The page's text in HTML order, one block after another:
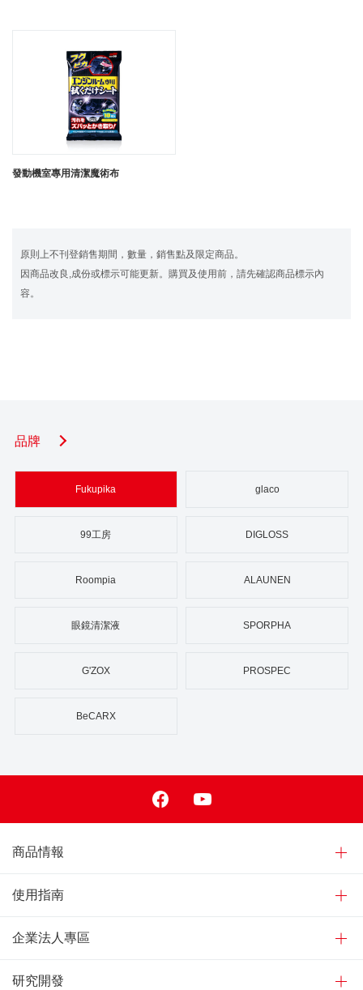
發動機室專用清潔魔術布
原則上不刊登銷售期間，數量，銷售點及限定商品。
因商品改良,成份或標示可能更新。購買及使用前，請先確認商品標示內
容。
品牌
Fukupika glaco
99工房 DIGLOSS
Roompia ALAUNEN
眼鏡清潔液 SPORPHA
G'ZOX PROSPEC
BeCARX
商品情報
使用指南
企業法人專區
研究開發